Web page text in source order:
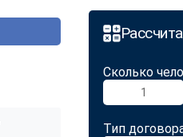
Сколько
1
Тип